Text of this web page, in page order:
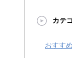
カテ
おすす